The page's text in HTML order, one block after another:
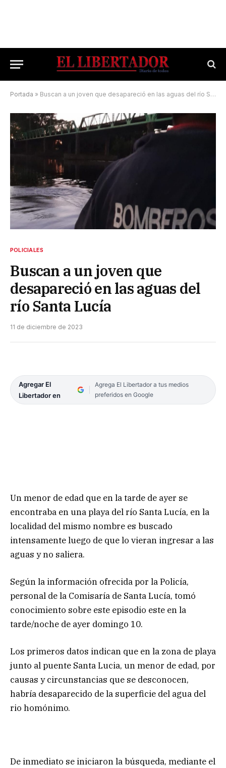
Portada » Buscan a un joven que desapareció en las aguas del río Santa Lucía
POLICIALES
Buscan a un joven que
desapareció en las aguas del
río Santa Lucía
11 de diciembre de 2023
Agregar El
Libertador en
Agrega El Libertador a tus medios
preferidos en Google
Un menor de edad que en la tarde de ayer se
encontraba en una playa del río Santa Lucía, en la
localidad del mismo nombre es buscado
intensamente luego de que lo vieran ingresar a las
aguas y no saliera.
Según la información ofrecida por la Policía,
personal de la Comisaría de Santa Lucía, tomó
conocimiento sobre este episodio este en la
tarde/noche de ayer domingo 10.
Los primeros datos indican que en la zona de playa
junto al puente Santa Lucia, un menor de edad, por
causas y circunstancias que se desconocen,
habría desaparecido de la superficie del agua del
rio homónimo.
De inmediato se iniciaron la búsqueda, mediante el